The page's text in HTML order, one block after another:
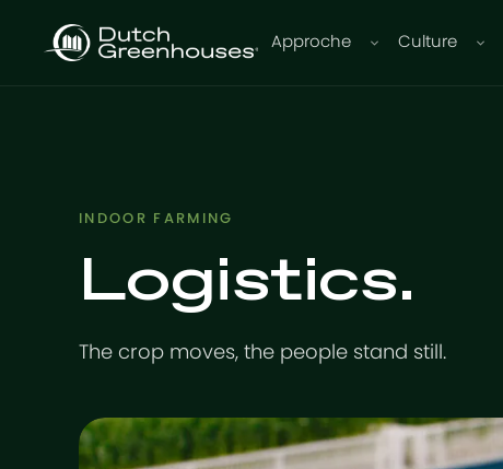
Approche Culture
INDOOR FARMING
Logistics.
The crop moves, the people stand still.